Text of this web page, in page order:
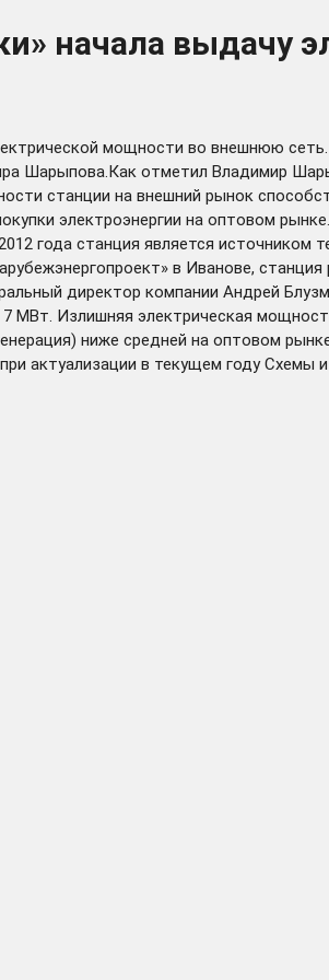
начала выдачу
мощности во внешнюю
Шарыпова.Как отметил Владимир
станции на внешний рынок
электроэнергии на оптовом
года станция является источником
в Иванове,
директор компании Андрей
МВт. Излишняя электрическая
ниже средней на оптовом
актуализации в текущем году